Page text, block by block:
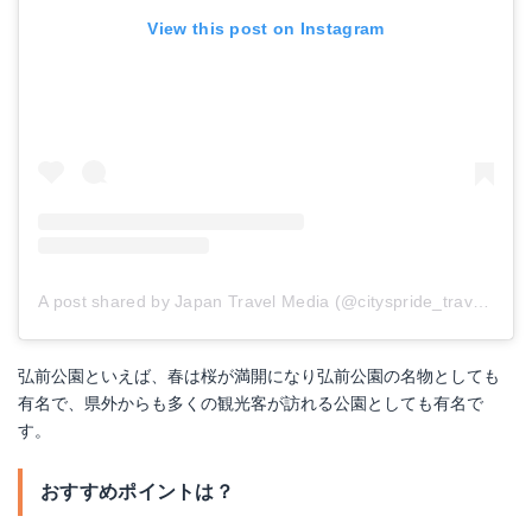
View this post on Instagram
A post shared by Japan Travel Media (@cityspride_travel)
弘前公園といえば、春は桜が満開になり弘前公園の名物としても
有名で、県外からも多くの観光客が訪れる公園としても有名で
す。
おすすめポイントは？